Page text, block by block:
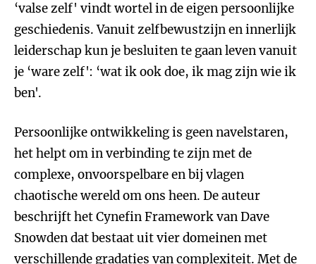
‘valse zelf' vindt wortel in de eigen persoonlijke
geschiedenis. Vanuit zelfbewustzijn en innerlijk
leiderschap kun je besluiten te gaan leven vanuit
je ‘ware zelf': ‘wat ik ook doe, ik mag zijn wie ik
ben'.
Persoonlijke ontwikkeling is geen navelstaren,
het helpt om in verbinding te zijn met de
complexe, onvoorspelbare en bij vlagen
chaotische wereld om ons heen. De auteur
beschrijft het Cynefin Framework van Dave
Snowden dat bestaat uit vier domeinen met
verschillende gradaties van complexiteit. Met de